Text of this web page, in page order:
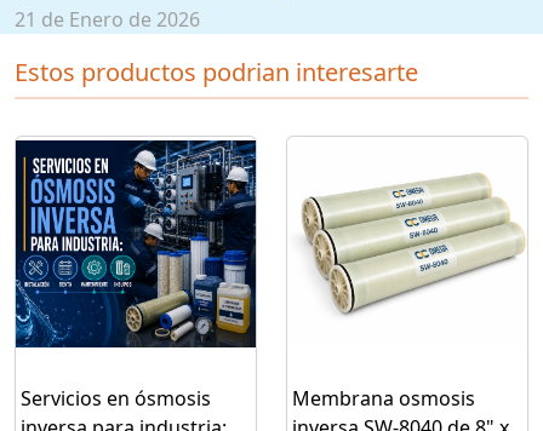
21 de Enero de 2026
Estos productos podrian interesarte
Servicios en ósmosis
Membrana osmosis